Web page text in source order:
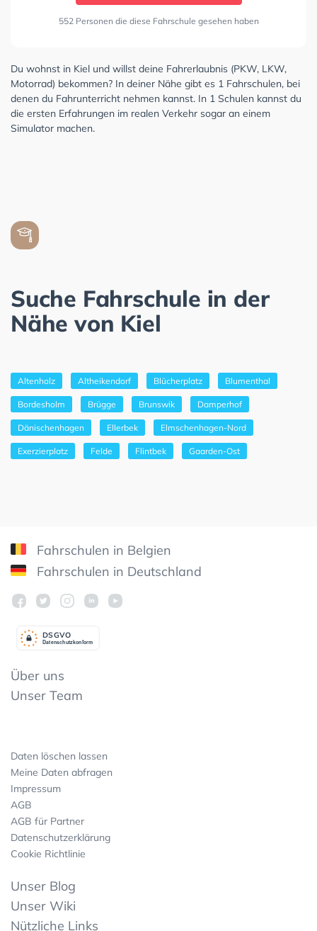
552 Personen die diese Fahrschule gesehen haben
Du wohnst in Kiel und willst deine Fahrerlaubnis (PKW, LKW,
Motorrad) bekommen? In deiner Nähe gibt es 1 Fahrschulen, bei
denen du Fahrunterricht nehmen kannst. In 1 Schulen kannst du
die ersten Erfahrungen im realen Verkehr sogar an einem
Simulator machen.
Suche Fahrschule in der
Nähe von Kiel
Altenholz Altheikendorf Blücherplatz Blumenthal
Bordesholm Brügge Brunswik Damperhof
Dänischenhagen Ellerbek Elmschenhagen-Nord
Exerzierplatz Felde Flintbek Gaarden-Ost
Fahrschulen in Belgien
Fahrschulen in Deutschland
Datenschutzkonform
DSGVO
Über uns
Unser Team
Daten löschen lassen
Meine Daten abfragen
Impressum
AGB
AGB für Partner
Datenschutzerklärung
Cookie Richtlinie
Unser Blog
Unser Wiki
Nützliche Links